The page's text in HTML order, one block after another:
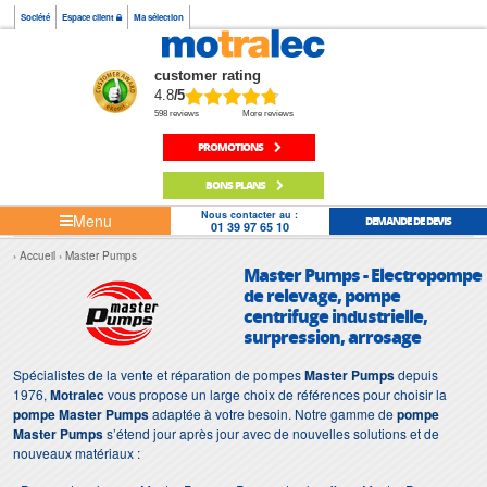
Société Espace client Ma sélection
customer rating
4.8/5
598 reviews More reviews
PROMOTIONS
BONS PLANS
Menu Nous contacter au :
01 39 97 65 10 DEMANDE DE DEVIS
Accueil Master Pumps
Master Pumps - Electropompe
de relevage, pompe
centrifuge industrielle,
surpression, arrosage
Spécialistes de la vente et réparation de pompesMaster Pumpsdepuis
1976, Motralecvous propose un large choix de références pour choisir la
pompe Master Pumpsadaptée à votre besoin. Notre gamme depompe
Master Pumpss’étend jour après jour avec de nouvelles solutions et de
nouveaux matériaux :